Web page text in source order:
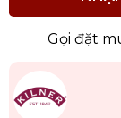
Gọi đặt